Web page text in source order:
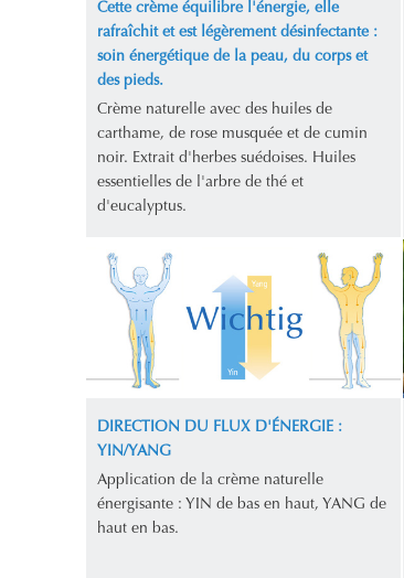
Cette crème équilibre l'énergie, elle
rafraîchit et est légèrement désinfectante :
soin énergétique de la peau, du corps et
des pieds.
Crème naturelle avec des huiles de
carthame, de rose musquée et de cumin
noir. Extrait d'herbes suédoises. Huiles
essentielles de l'arbre de thé et
d'eucalyptus.
DIRECTION DU FLUX D'ÉNERGIE :
YIN/YANG
Application de la crème naturelle
énergisante : YIN de bas en haut, YANG de
haut en bas.